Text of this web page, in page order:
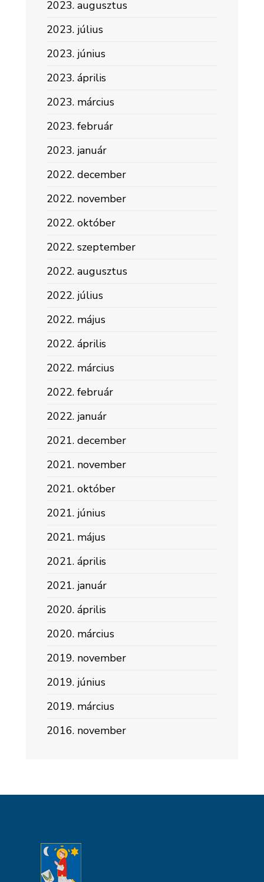
2023. augusztus
2023. július
2023. június
2023. április
2023. március
2023. február
2023. január
2022. december
2022. november
2022. október
2022. szeptember
2022. augusztus
2022. július
2022. május
2022. április
2022. március
2022. február
2022. január
2021. december
2021. november
2021. október
2021. június
2021. május
2021. április
2021. január
2020. április
2020. március
2019. november
2019. június
2019. március
2016. november